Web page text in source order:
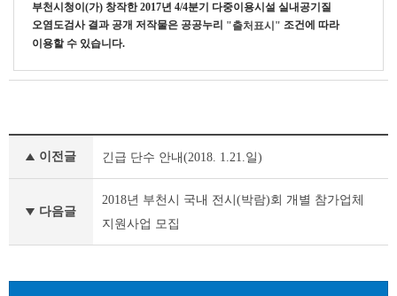
부천시청이(가) 창작한2017년 4/4분기 다중이용시설 실내공기질
오염도검사 결과 공개 저작물은 공공누리 "출처표시" 조건에 따라
이용할 수 있습니다.
식
다
글
이전글 긴급 단수 안내(2018. 1.21.일)
다음글
2018년 부천시 국내 전시(박람)회 개별 참가업체
지원사업 모집